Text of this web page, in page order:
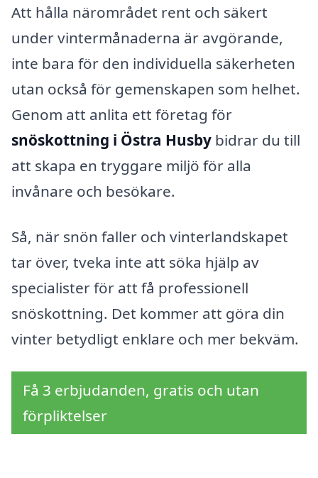
Att hålla närområdet rent och säkert
under vintermånaderna är avgörande,
inte bara för den individuella säkerheten
utan också för gemenskapen som helhet.
Genom att anlita ett företag för
snöskottning i Östra Husby bidrar du till
att skapa en tryggare miljö för alla
invånare och besökare.
Så, när snön faller och vinterlandskapet
tar över, tveka inte att söka hjälp av
specialister för att få professionell
snöskottning. Det kommer att göra din
vinter betydligt enklare och mer bekväm.
Få 3 erbjudanden, gratis och utan
förpliktelser